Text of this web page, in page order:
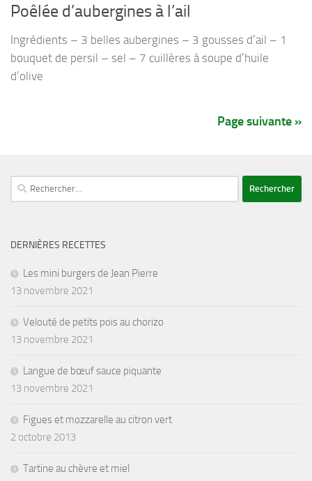
Poêlée d’aubergines à l’ail
Ingrédients – 3 belles aubergines – 3 gousses d’ail – 1
bouquet de persil – sel – 7 cuillères à soupe d’huile
d’olive
Page suivante »
Rechercher :
DERNIÈRES RECETTES
Les mini burgers de Jean Pierre
13 novembre 2021
Velouté de petits pois au chorizo
13 novembre 2021
Langue de bœuf sauce piquante
13 novembre 2021
Figues et mozzarelle au citron vert
2 octobre 2013
Tartine au chèvre et miel